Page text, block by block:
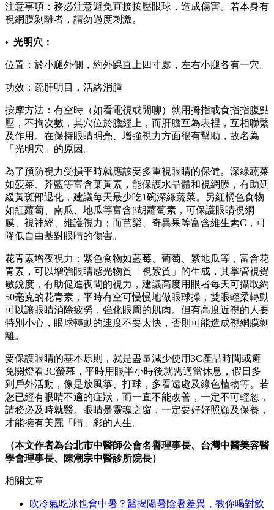
注意事項：務必注意避免直接按壓眼球，造成傷害。若本身有
視網膜剝離者，請勿過度刺激。
• 光明穴：
位置：於小腿外側，約外踝直上四寸處，左右小腿各有一穴。
功效：疏肝明目，活絡消腫
按摩方法：有空時（如看電視或閒聊）就用拇指或食指指腹點
壓，不拘次數，其穴位於膽經上，而肝膽互為表裡，互相聯繫
及作用。在保持眼睛明亮、增強視力方面很有幫助，故名為
「光明穴」的原因。
為了預防視力受損平時就應該要多重視眼睛的保健。深綠蔬菜
如菠菜、芥藍等富含葉黃素，能保護水晶體和視網膜，有助延
緩黃斑部退化，建議每天最少吃1碗深綠蔬菜。另紅橘色食物
如紅蘿蔔、南瓜、地瓜等富含β胡蘿蔔素，可保護眼睛視網
膜、視神經、維護視力；而芭樂、奇異果等富含維生素C，可
降低自由基對眼睛的傷害。
花青素增夜視力：紫色食物如藍莓、葡萄、紫地瓜等，富含花
青素，可以增強眼睛感光物質「視紫質」的生成，其掌管視覺
敏銳度，有助促進夜間的視力，建議高度用眼者每天可攝取約
50毫克的花青素，平時有空可慢慢地做眼球操，雙眼輕柔轉動
可以讓眼睛消除疲勞，強化眼周的肌肉。但有高度近視的人要
特別小心，眼球轉動的速度不要太快，否則可能造成視網膜剝
離。
要保護眼睛的基本原則，就是盡量減少使用3C產品時間或避
免關燈看3C螢幕，平時用眼半小時後就需適當休息，假日多
到戶外活動，像是放風箏、打球，多看遠處及綠色植物等。若
您已經有眼睛不適的症狀，而一直不能改善，一定不可輕忽，
請務必及時就醫。眼睛是靈魂之窗，一定要好好照顧及保養，
才能擁有美麗「睛」彩的人生。
（本文作者為台北市中醫師公會名譽理事長、台灣中醫美容醫
學會理事長、陳潮宗中醫診所院長）
相關文章
吹冷氣吃冰也會中暑？醫揭陽暑陰暑差異，教你喝對飲